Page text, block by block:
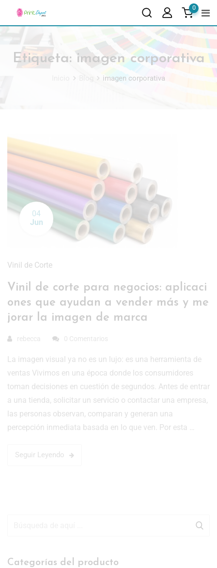
0
Etiqueta: imagen corporativa
imagen corporativa
04
Jun
Vinil de Corte
Vinil de corte para negocios: aplicaci
ones que ayudan a vender más y me
jorar la imagen de marca
rebecca 0 Comentarios
La imagen visual ya no es un lujo: es una herramienta de
ventas Vivimos en una época donde los consumidores
toman decisiones en cuestión de segundos. Antes de entrar
a una tienda, solicitar un servicio o contactar una empresa,
las personas observan, comparan y generan una
percepción inmediata basada en lo que ven. Por esta …
Seguir Leyendo
Categorías del producto